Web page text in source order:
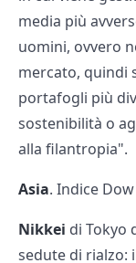
media più
uomini, ovvero
mercato, quindi
portafogli più
sostenibilità o
alla filantropia".
Asia. Indice
Nikkei di Tokyo
sedute di rialzo: